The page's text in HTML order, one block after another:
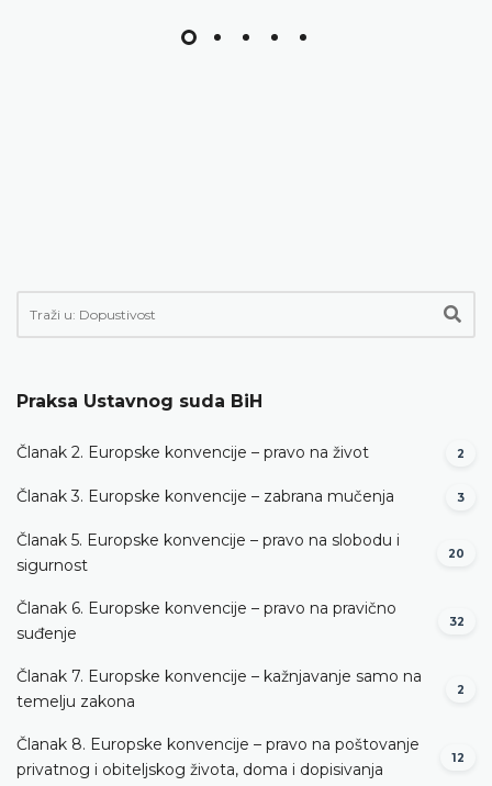
Praksa Ustavnog suda BiH
Članak 2. Europske konvencije – pravo na život 2
Članak 3. Europske konvencije – zabrana mučenja 3
Članak 5. Europske konvencije – pravo na slobodu i
sigurnost
20
Članak 6. Europske konvencije – pravo na pravično
suđenje
32
Članak 7. Europske konvencije – kažnjavanje samo na
temelju zakona
2
Članak 8. Europske konvencije – pravo na poštovanje
privatnog i obiteljskog života, doma i dopisivanja
12